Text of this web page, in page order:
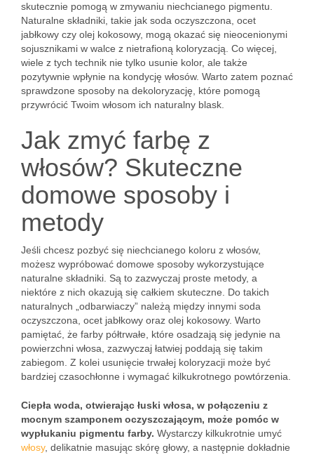
skutecznie pomogą w zmywaniu niechcianego pigmentu.
Naturalne składniki, takie jak soda oczyszczona, ocet
jabłkowy czy olej kokosowy, mogą okazać się nieocenionymi
sojusznikami w walce z nietrafioną koloryzacją. Co więcej,
wiele z tych technik nie tylko usunie kolor, ale także
pozytywnie wpłynie na kondycję włosów. Warto zatem poznać
sprawdzone sposoby na dekoloryzację, które pomogą
przywrócić Twoim włosom ich naturalny blask.
Jak zmyć farbę z
włosów? Skuteczne
domowe sposoby i
metody
Jeśli chcesz pozbyć się niechcianego koloru z włosów,
możesz wypróbować domowe sposoby wykorzystujące
naturalne składniki. Są to zazwyczaj proste metody, a
niektóre z nich okazują się całkiem skuteczne. Do takich
naturalnych „odbarwiaczy” należą między innymi soda
oczyszczona, ocet jabłkowy oraz olej kokosowy. Warto
pamiętać, że farby półtrwałe, które osadzają się jedynie na
powierzchni włosa, zazwyczaj łatwiej poddają się takim
zabiegom. Z kolei usunięcie trwałej koloryzacji może być
bardziej czasochłonne i wymagać kilkukrotnego powtórzenia.
Ciepła woda, otwierając łuski włosa, w połączeniu z
mocnym szamponem oczyszczającym, może pomóc w
wypłukaniu pigmentu farby. Wystarczy kilkukrotnie umyć
włosy, delikatnie masując skórę głowy, a następnie dokładnie